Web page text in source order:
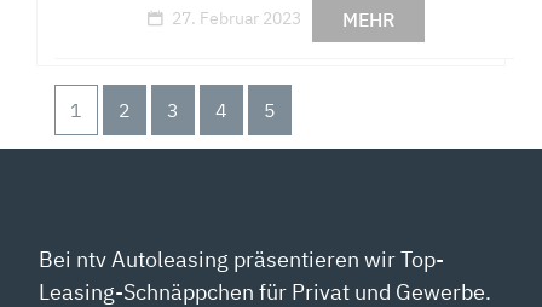
27. Februar 2023 MEHR
1 2 3 4 5
Bei ntv Autoleasing präsentieren wir Top-
Leasing-Schnäppchen für Privat und Gewerbe.